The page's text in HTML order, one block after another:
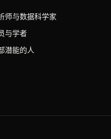
师与数据科学家
与学者
潜能的人